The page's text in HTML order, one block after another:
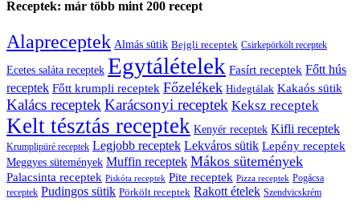
Receptek: már több mint 200 recept
Alapreceptek Almás sütik Bejgli receptek Csirkepörkölt receptek
Ecetes saláta receptek Egytálételek Fasírt receptek Főtt hús
receptek Főtt krumpli receptek Főzelékek Hidegtálak Kakaós sütik
Kalács receptek Karácsonyi receptek Keksz receptek
Kelt tésztás receptek Kenyér receptek Kifli receptek
Krumplipüré receptek Legjobb receptek Lekváros sütik Lepény receptek
Meggyes sütemények Muffin receptek Mákos sütemények
Palacsinta receptek Piskóta receptek Pite receptek Pizza receptek Pogácsa
receptek Pudingos sütik Pörkölt receptek Rakott ételek Szendvicskrém